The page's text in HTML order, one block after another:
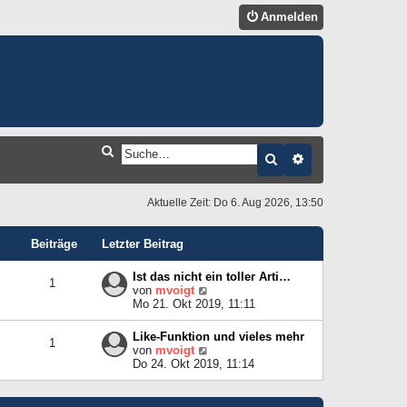
Anmelden
Suche
E
Aktuelle Zeit: Do 6. Aug 2026, 13:50
Beiträge Letzter Beitrag
1
Ist das nicht ein toller Arti…
von mvoigt
e
u
s
t
e
r
B
Mo 21. Okt 2019, 11:11
1
Like-Funktion und vieles mehr
von mvoigt
e
u
Do 24. Okt 2019, 11:14